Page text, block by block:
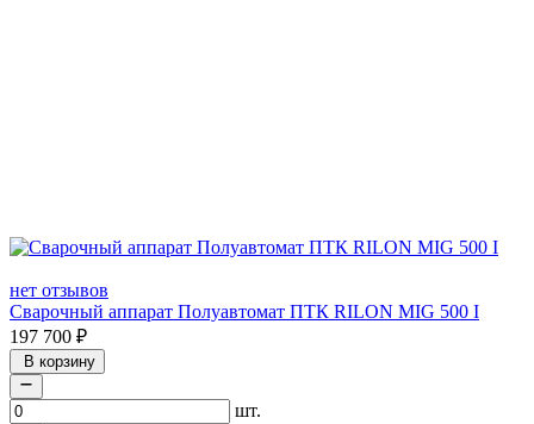
нет отзывов
Сварочный аппарат Полуавтомат ПТК RILON MIG 500 I
197 700 ₽
В корзину
шт.